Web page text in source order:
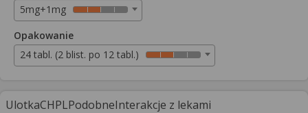
5mg+1mg
Opakowanie
24 tabl. (2 blist. po 12 tabl.)
UlotkaCHPLPodobneInterakcje z lekami
Więcej informacji na temat wykorzystywania narzędzi
Serwisu.